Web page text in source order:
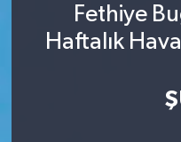
Fethiye
Haftalık
Tüm Manşetler